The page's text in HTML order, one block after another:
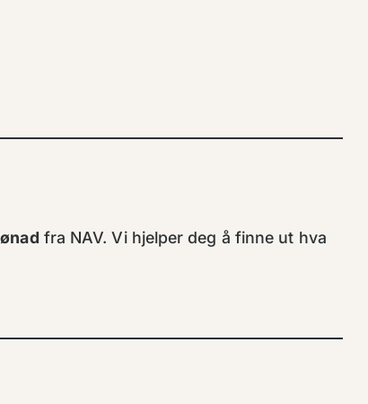
fra NAV. Vi hjelper deg å finne ut hva